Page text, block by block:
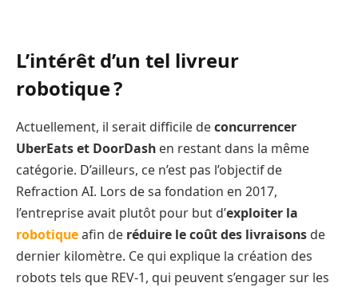
L’intérêt d’un tel livreur
robotique ?
Actuellement, il serait difficile deconcurrencer
UberEats et DoorDash en restant dans la même
catégorie. D’ailleurs, ce n’est pas l’objectif de
Refraction AI. Lors de sa fondation en 2017,
l’entreprise avait plutôt pour but d’exploiter la
robotiqueafin de réduire le coût des livraisons de
dernier kilomètre. Ce qui explique la création des
robots tels que REV-1, qui peuvent s’engager sur les